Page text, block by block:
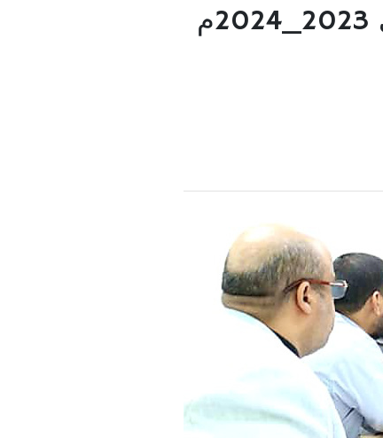
تدشين امتحانات الفصل الدراسي الأول للعام الجامعي 2023_2024م